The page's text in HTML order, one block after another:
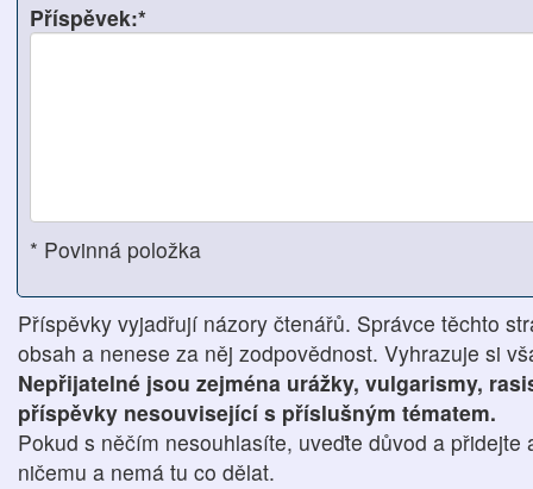
Příspěvek:*
* Povinná položka
Příspěvky vyjadřují názory čtenářů. Správce těchto
obsah a nenese za něj zodpovědnost. Vyhrazuje si
Nepřijatelné jsou zejména urážky, vulgarismy,
příspěvky nesouvisející s příslušným tématem.
Pokud s něčím nesouhlasíte, uveďte důvod a přidejte
ničemu a nemá tu co dělat.